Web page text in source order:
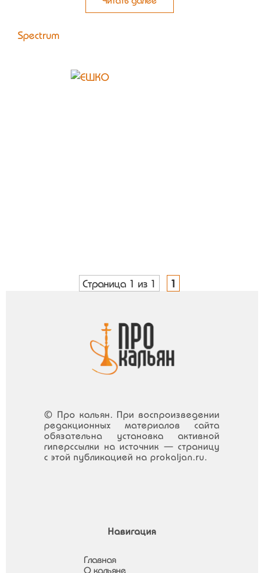
Spectrum
Страница 1 из 1 1
© Про кальян. При воспроизведении
редакционных материалов сайта
обязательна установка активной
гиперссылки на источник — страницу
с этой публикацией на prokaljan.ru.
Навигация
Главная
О кальяне